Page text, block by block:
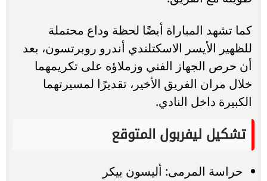
كما تشهد المباراة أيضًا لحظة وداع محتملة
للظهير الأيسر الاسكتلندي أندرو روبرتسون، بعد
أن حرص الجهاز الفني وزملاؤه على تكريمهما
خلال مران الفريق الأخير، تقديرًا لمسيرتهما
الكبيرة داخل النادي.
تشكيل ليفربول المتوقع
حراسة المرمى: أليسون بيكر